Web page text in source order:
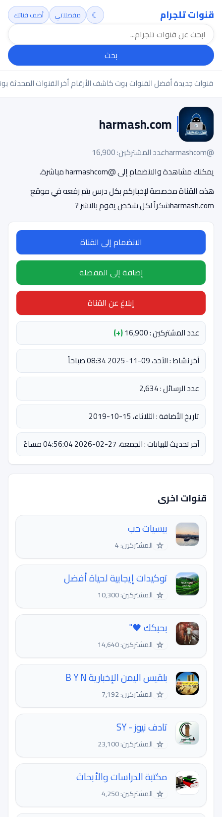
قنوات تلجرام
بحث
☾ مفضلاتي أضف قناتك
قنوات جديدةأفضل القنواتبوت كاشف الأرقامأخر القنوات المحدثة
harmash.com
@harmashcom
عدد المشتركين: 16,900
يمكنك مشاهدة والانضمام إلى @harmashcom مباشرة.
هذه القناة مخصصة لإخباركم بكل درس يتم رفعه في موقع
harmash.comشكراً لكل شخص يقوم بالنشر ?
الانضمام إلى القناة
إضافة إلى المفضلة
إبلاغ عن القناة
عدد المشتركين : 16,900
(+)
آخر نشاط : الأحد، 09-11-2025 08:34 صباحاً
عدد الرسائل : 2,634
تاريخ الأضافة : الثلاثاء، 15-10-2019
آخر تحديث للبيانات : الجمعة، 27-02-2026 04:56:04 مساءً
قنوات اخرى
بيسيات حب
☆ المشتركين: 4
توكيدات إيجابية لحياة أفضل
☆ المشتركين: 10,300
بحبكك 🖤"
☆ المشتركين: 14,640
بلقيس اليمن الإخبارية B Y N
☆ المشتركين: 7,192
تادف نيوز - SY
☆ المشتركين: 23,100
مكتبة الدراسات والأبحاث
☆ المشتركين: 4,250